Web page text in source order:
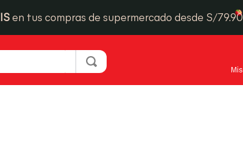
en tus compras de supermercado desde S/79.90